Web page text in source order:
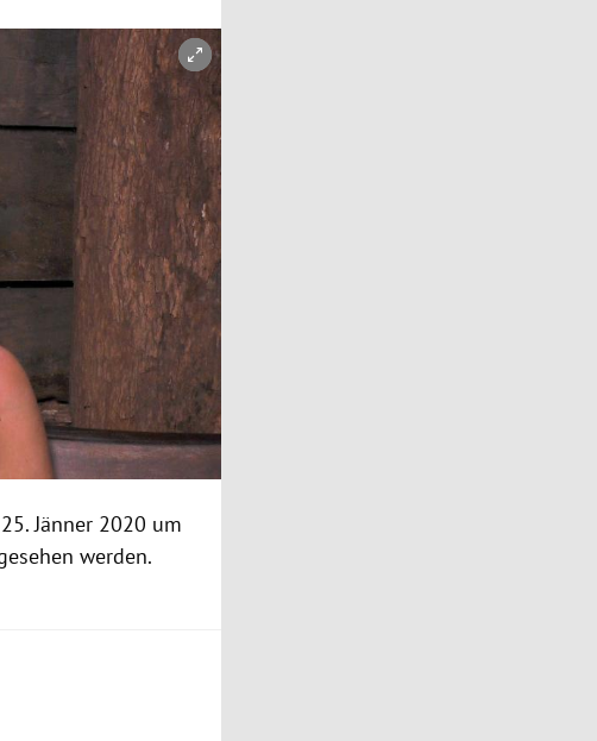
Jänner 2020 um
werden.